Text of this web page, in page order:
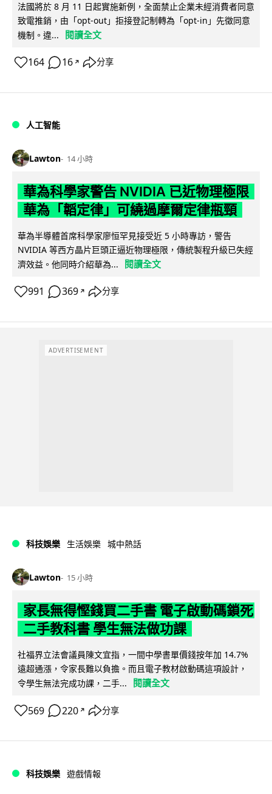
法國將於 8 月 11 日起實施新例，全面禁止企業未經消費者同意
致電推銷，由「opt-out」拒接登記制轉為「opt-in」先徵同意
機制。違...
閱讀全文
164 16 ↗ 分享
人工智能
Lawton 14 小時
華為科學家警告 NVIDIA 已近物理極限
華為「韜定律」可繞過摩爾定律瓶頸
華為半導體首席科學家廖恒罕見接受近 5 小時專訪，警告
NVIDIA 等西方晶片巨頭正逼近物理極限，傳統製程升級已失經
濟效益。他同時介紹華為...
閱讀全文
991 369 ↗ 分享
ADVERTISEMENT
科技娛樂 生活娛樂 城中熱話
Lawton 15 小時
家長無得慳錢買二手書 電子啟動碼鎖死
二手教科書 學生無法做功課
社福界立法會議員陳文宜指，一間中學書單價錢按年加 14.7%
遠超通漲，令家長難以負擔。而且電子教材啟動碼這項設計，
令學生無法完成功課，二手...
閱讀全文
569 220 ↗ 分享
科技娛樂 遊戲情報